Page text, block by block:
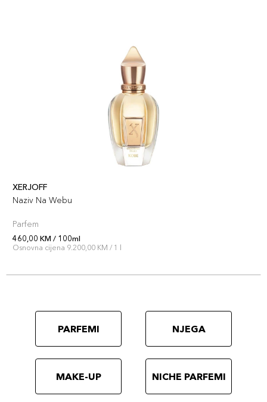
XERJOFF
Naziv Na Webu
Parfem
460,00 KM / 100ml
Osnovna cijena 9.200,00 KM / 1 l
PARFEMI NJEGA
MAKE-UP NICHE PARFEMI